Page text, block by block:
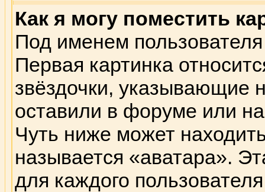
Как я могу поместить
Под именем
Первая картинка
звёздочки, указывающие
оставили в форуме или
Чуть ниже может
называется «аватара».
для каждого